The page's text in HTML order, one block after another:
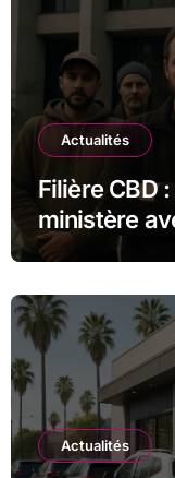
Actualités
Filière CBD
ministère
judiciaire
Actualités